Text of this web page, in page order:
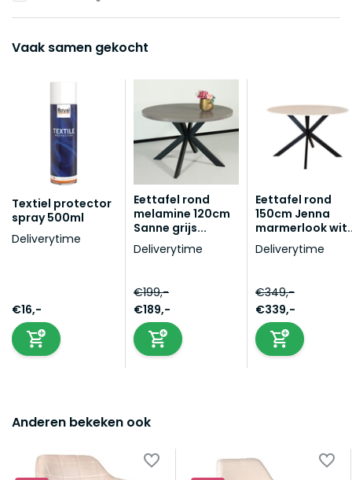
Vaak samen gekocht
Textiel protector
spray 500ml
Deliverytime
€16,-
Eettafel rond
melamine 120cm
Sanne grijs...
Deliverytime
€199,-
€189,-
Eettafel rond
150cm Jenna
marmerlook
Deliverytime
€349,-
€339,-
Anderen bekeken ook